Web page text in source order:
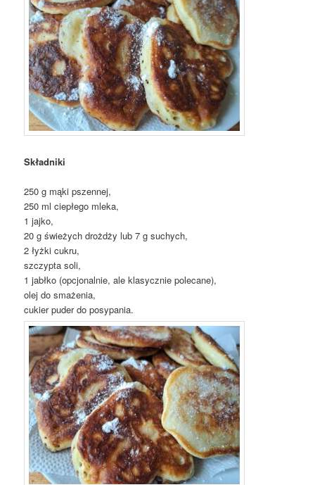
Składniki
250 g mąki pszennej,
250 ml ciepłego mleka,
1 jajko,
20 g świeżych drożdży lub 7 g suchych,
2 łyżki cukru,
szczypta soli,
1 jabłko (opcjonalnie, ale klasycznie polecane),
olej do smażenia,
cukier puder do posypania.